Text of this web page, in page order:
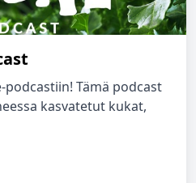
podcastiin! Tämä podcast
kasvatetut kukat,